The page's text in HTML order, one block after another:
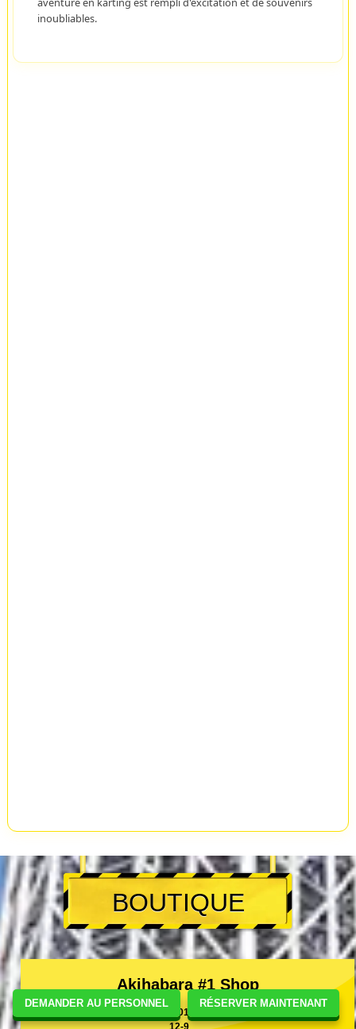
DEMANDER AU PERSONNEL RÉSERVER MAINTENANT
inoubliables.
BOUTIQUE
Akihabara #1 Shop
[101-0021]東京都千代田区外神田4-